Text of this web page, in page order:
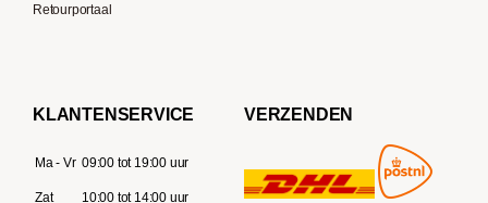
Retourportaal
KLANTENSERVICE
Ma - Vr 09:00 tot 19:00 uur
Zat 10:00 tot 14:00 uur
VERZENDEN